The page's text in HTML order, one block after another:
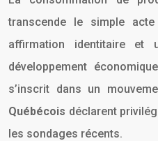
transcende le simple
affirmation identitaire et
développement
s’inscrit dans un
Québécois déclarent
les sondages récents.